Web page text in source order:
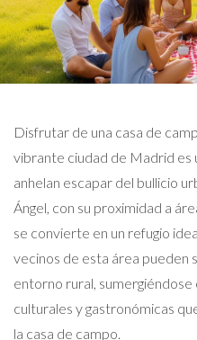
Disfrutar de una casa de
vibrante ciudad de Madrid es
anhelan escapar del bullicio
Ángel, con su proximidad a
se convierte en un refugio
vecinos de esta área pueden
entorno rural,
culturales y gastronómicas
la casa de campo.